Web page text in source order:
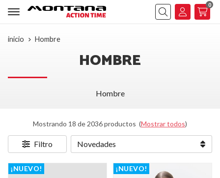
Buscar
0
inicio Hombre
HOMBRE
Hombre
Mostrando 18 de 2036 productos (Mostrar todos)
Filtro
¡NUEVO! ¡NUEVO!